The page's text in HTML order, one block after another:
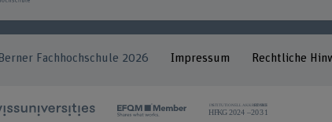
Fachhochschule 2026 Impressum Rechtliche